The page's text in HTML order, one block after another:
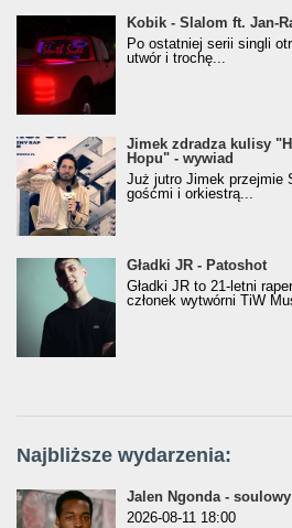
Kobik - Slalom ft. Jan-
[Official Music Visualiser]
Kobik - Slalom ft. Jan-
Po ostatniej serii singli
utwór i trochę...
Jimek zdradza kulisy
Hopu" - wywiad
Jimek zdradza kulisy
Hopu" - wywiad
Już jutro Jimek przejmie
gośćmi i orkiestrą...
Gładki JR - Patoshot
Gładki JR - Patoshot
Gładki JR to 21-letni
członek wytwórni TiW
Najbliższe wydarzenia:
Jalen Ngonda -
2026-08-11 18:00